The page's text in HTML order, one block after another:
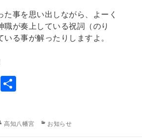
た事を思い出しながら、よーく
職が奏上している祝詞（のり
いる事が解ったりしますよ。
E
作
高知八幡宮
カ
お知らせ